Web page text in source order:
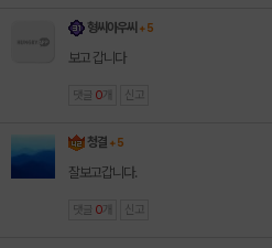
형씨아우씨 + 5
보고 갑니다
댓글 0 개 신고
청결 + 5
잘보고갑니다.
댓글 0 개 신고